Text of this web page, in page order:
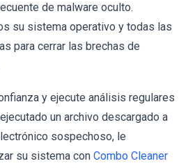
de malware oculto.
su sistema operativo y todas las
para cerrar las brechas de
y ejecute análisis regulares
un archivo descargado a
sospechoso, le
su sistema con Combo Cleaner